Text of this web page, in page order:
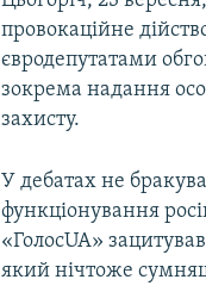
провокаційне
євродепутатами
зокрема надання
захисту.
У дебатах не
функціонування
«ГолосUA»
який нічтоже